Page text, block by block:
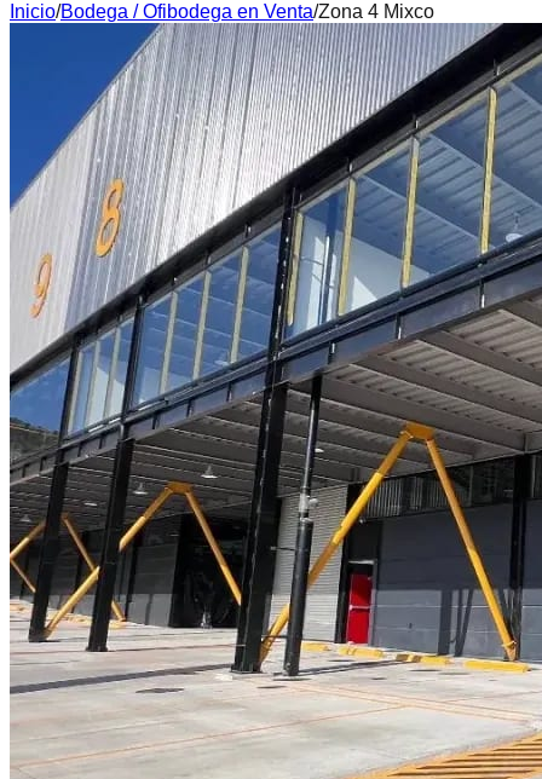
Inicio/Bodega / Ofibodega en Venta/Zona 4 Mixco